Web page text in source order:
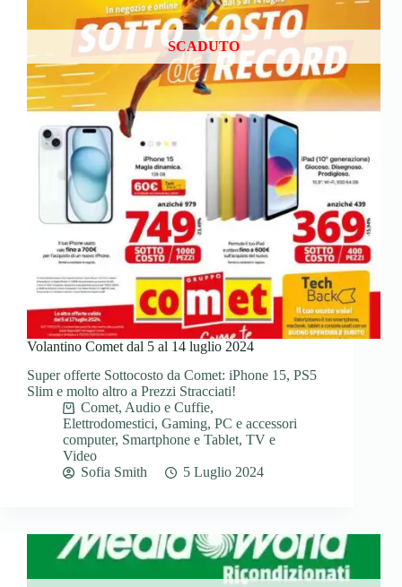
SCADUTO
Volantino Comet dal 5 al 14 luglio 2024
Super offerte Sottocosto da Comet: iPhone 15, PS5
Slim e molto altro a Prezzi Stracciati!
Comet, Audio e Cuffie,
Elettrodomestici, Gaming, PC e accessori
computer, Smartphone e Tablet, TV e
Video
Sofia Smith
5 Luglio 2024